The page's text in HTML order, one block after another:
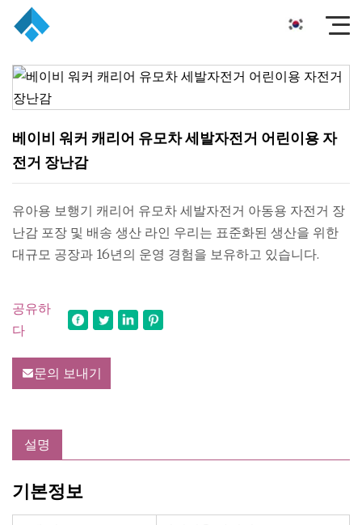
베이비 워커 캐리어 유모차 세발자전거 어린이용 자
전거 장난감
유아용 보행기 캐리어 유모차 세발자전거 아동용 자전거 장
난감 포장 및 배송 생산 라인 우리는 표준화된 생산을 위한
대규모 공장과 16년의 운영 경험을 보유하고 있습니다.
공유하
다
문의 보내기
설명
기본정보